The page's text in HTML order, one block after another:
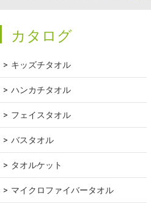
カタログ
キッズチタオル
ハンカチタオル
フェイスタオル
バスタオル
タオルケット
マイクロファイバータオル
ショーケース